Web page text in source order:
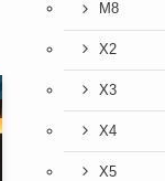
M8
X2
X3
X4
X5